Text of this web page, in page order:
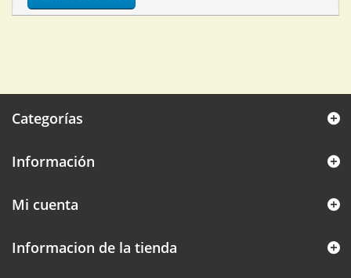
Categorías
Información
Mi cuenta
Informacion de la tienda